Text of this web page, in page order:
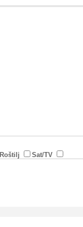
Roštilj
Sat/TV